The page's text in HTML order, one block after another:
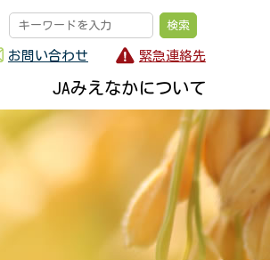
お問い合わせ 緊急連絡先
JAみえなかについて